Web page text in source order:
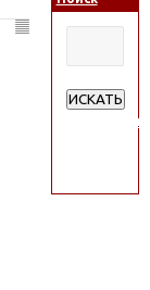
ИСКАТЬ